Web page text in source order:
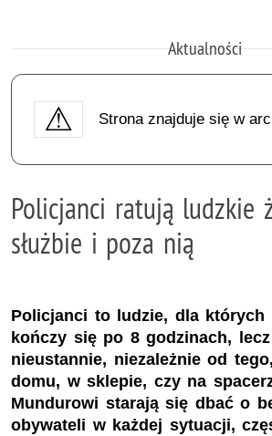
Aktualności
Strona znajduje się w
Policjanci ratują ludzkie
służbie i poza nią
Policjanci to ludzie, dla których
kończy się po 8 godzinach,
nieustannie, niezależnie od
domu, w sklepie, czy na
Mundurowi starają się dbać o
obywateli w każdej sytuacji,